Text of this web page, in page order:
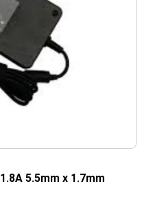
5.5mm x 1.7mm